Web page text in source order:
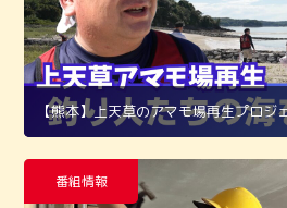
【熊本】上天草のアマモ場再生プロジ
番組情報